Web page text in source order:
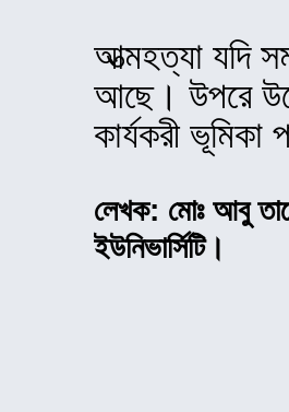
আত্মহত্যা যদি
আছে। উপরে
কার্যকরী
লেখক: মোঃ আবু
ইউনিভার্সিটি।